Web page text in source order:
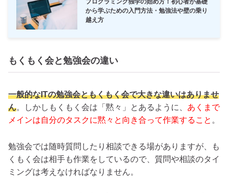
から学ぶための入門方法・勉強法や壁の乗り
越え方
もくもく会と勉強会の違い
一般的なITの勉強会ともくもく会で大きな違いはありませ
ん。しかしもくもく会は「黙々」とあるように、 あくまで
メインは自分のタスクに黙々と向き合って作業すること 。
勉強会では随時質問したり相談できる場がありますが、も
くもく会は相手も作業をしているので、質問や相談のタイ
ミングは考えなければなりません。